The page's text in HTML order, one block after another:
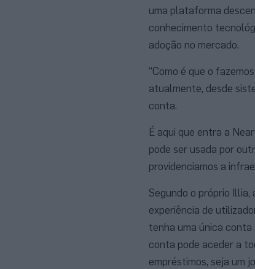
uma plataforma
conhecimento
adoção no mercado.
“Como é que o
atualmente, desde
conta.
É aqui que entra a
pode ser usada por
providenciamos a
Segundo o próprio
experiência de
tenha uma única
conta pode aceder a
empréstimos, seja um